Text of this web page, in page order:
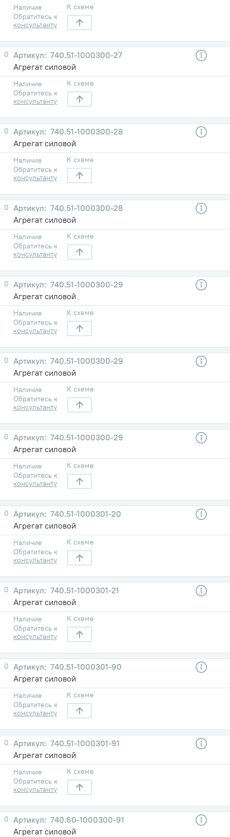
Наличие
Обратитесь к
консультанту
К схеме
0
740.51-1000300-27
Агрегат силовой
Наличие
Обратитесь к
консультанту
К схеме
0
740.51-1000300-28
Агрегат силовой
Наличие
Обратитесь к
консультанту
К схеме
0
740.51-1000300-28
Агрегат силовой
Наличие
Обратитесь к
консультанту
К схеме
0
740.51-1000300-29
Агрегат силовой
Наличие
Обратитесь к
консультанту
К схеме
0
740.51-1000300-29
Агрегат силовой
Наличие
Обратитесь к
консультанту
К схеме
0
740.51-1000300-29
Агрегат силовой
Наличие
Обратитесь к
консультанту
К схеме
0
740.51-1000301-20
Агрегат силовой
Наличие
Обратитесь к
консультанту
К схеме
0
740.51-1000301-21
Агрегат силовой
Наличие
Обратитесь к
консультанту
К схеме
0
740.51-1000301-90
Агрегат силовой
Наличие
Обратитесь к
консультанту
К схеме
0
740.51-1000301-91
Агрегат силовой
Наличие
Обратитесь к
консультанту
К схеме
0
740.60-1000300-91
Агрегат силовой